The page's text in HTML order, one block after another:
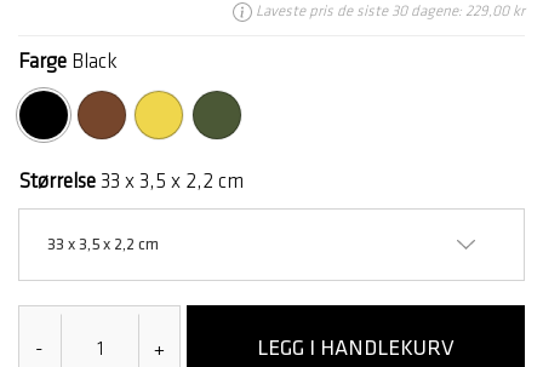
Laveste pris de siste 30 dagene: 229,00 kr
Farge Black
valgt
Størrelse 33 x 3,5 x 2,2 cm
33 x 3,5 x 2,2 cm
- + LEGG I HANDLEKURV